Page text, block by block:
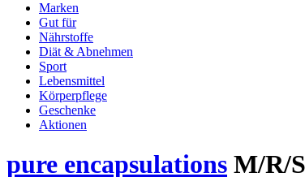
Marken
Gut für
Nährstoffe
Diät & Abnehmen
Sport
Lebensmittel
Körperpflege
Geschenke
Aktionen
pure encapsulations M/R/